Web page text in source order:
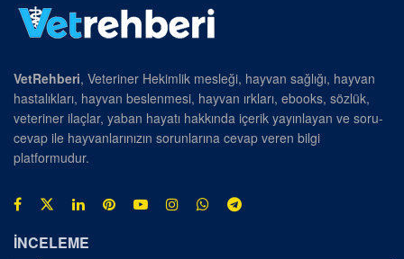
VetRehberi, Veteriner Hekimlik mesleği, hayvan sağlığı, hayvan
hastalıkları, hayvan beslenmesi, hayvan ırkları, ebooks, sözlük,
veteriner ilaçlar, yaban hayatı hakkında içerik yayınlayan ve soru-
cevap ile hayvanlarınızın sorunlarına cevap veren bilgi
platformudur.
İNCELEME